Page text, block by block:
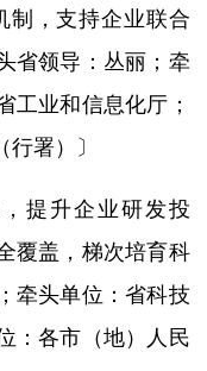
制，支持企业联合
省领导：丛丽；牵
工业和信息化厅；
署）〕
提升企业研发投
覆盖，梯次培育科
牵头单位：省科技
：各市（地）人民